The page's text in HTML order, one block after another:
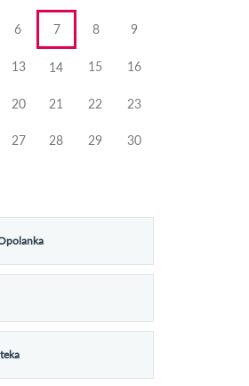
6 7 8 9
13 14 15 16
20 21 22 23
27 28 29 30